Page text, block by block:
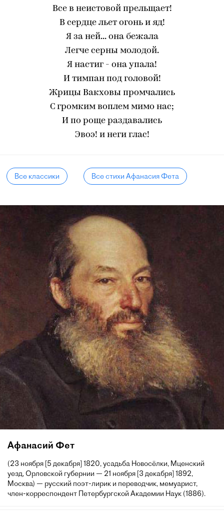
Все в неистовой прельщает!
В сердце льет огонь и яд!
Я за ней... она бежала
Легче серны молодой.
Я настиг - она упала!
И тимпан под головой!
Жрицы Вакховы промчались
С громким воплем мимо нас;
И по роще раздавались
Эвоэ! и неги глас!
Все классики Все стихи Афанасия Фета
Афанасий Фет
(23 ноября [5 декабря] 1820, усадьба Новосёлки, Мценский
уезд, Орловской губернии — 21 ноября [3 декабря] 1892,
Москва) — русский поэт-лирик и переводчик, мемуарист,
член-корреспондент Петербургской Академии Наук (1886).